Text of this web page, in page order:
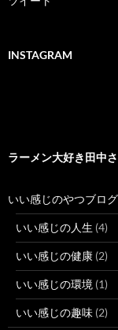
INSTAGRAM
ラーメン大好き田中
いい感じのやつブログ
いい感じの人生 (4)
いい感じの健康 (2)
いい感じの環境 (1)
いい感じの趣味 (2)